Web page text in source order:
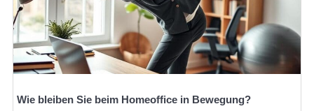
Wie bleiben Sie beim Homeoffice in Bewegung?